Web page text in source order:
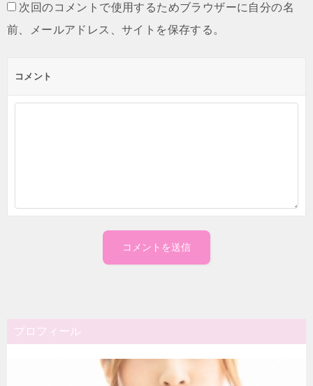
次回のコメントで使用するためブラウザーに自分の名
前、メールアドレス、サイトを保存する。
コメント
プロフィール